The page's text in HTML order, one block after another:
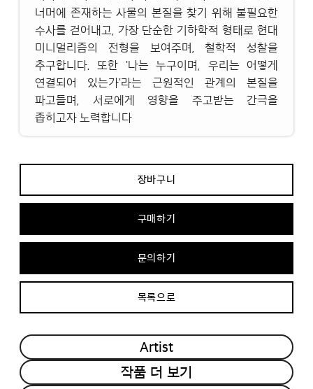
너머에 존재하는 사물의 본질을 찾기 위해 불필요한
수사를 걷어내고, 가장 단순한 기하학적 형태로 현대
미니멀리즘의 전형을 보여주며, 철학적 성찰을
추구합니다. 또한 '나는 누구이며, 우리는 어떻게
연결되어 있는가'라는 근원적인 관계의 본질을
파고들며, 서로에게 영향을 주고받는 간극을
좁히고자 노력합니다
장바구니
구매하기
문의하기
목록으로
Artist
작품 더 보기